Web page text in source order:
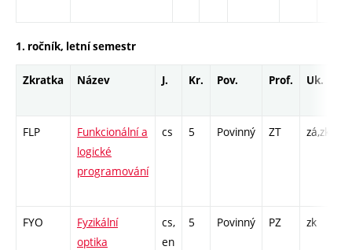
1. ročník, letní semestr
Zkratka Název J. Kr. Pov. Prof. Uk.
FLP
Funkcionální a
logické
programování
cs 5 Povinný ZT zá,zk
FYO
Fyzikální
optika
cs,
en
5 Povinný PZ zk